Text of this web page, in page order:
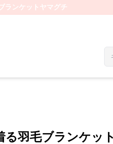
ランケットヤマグチ
る羽毛ブランケット